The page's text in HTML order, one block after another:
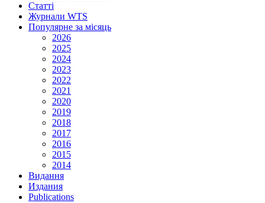
Статті
Журнали WTS
Популярне за місяць
2026
2025
2024
2023
2022
2021
2020
2019
2018
2017
2016
2015
2014
Видання
Издания
Publications